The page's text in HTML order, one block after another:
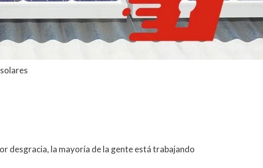
desgracia, la mayoría de la gente está trabajando